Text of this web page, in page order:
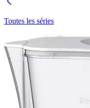
Toutes les séries